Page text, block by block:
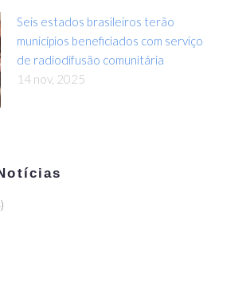
Seis estados brasileiros terão
municípios beneficiados com serviço
de radiodifusão comunitária
14 nov, 2025